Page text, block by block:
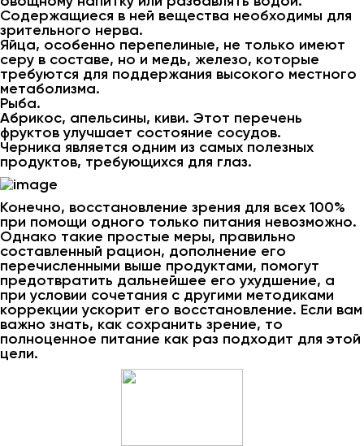
Содержащиеся в ней вещества необходимы для
зрительного нерва.
Яйца, особенно перепелиные, не только имеют
серу в составе, но и медь, железо, которые
требуются для поддержания высокого местного
метаболизма.
Рыба.
Абрикос, апельсины, киви. Этот перечень
фруктов улучшает состояние сосудов.
Черника является одним из самых полезных
продуктов, требующихся для глаз.
Конечно, восстановление зрения для всех 100%
при помощи одного только питания невозможно.
Однако такие простые меры, правильно
составленный рацион, дополнение его
перечисленными выше продуктами, помогут
предотвратить дальнейшее его ухудшение, а
при условии сочетания с другими методиками
коррекции ускорит его восстановление. Если вам
важно знать, как сохранить зрение, то
полноценное питание как раз подходит для этой
цели.